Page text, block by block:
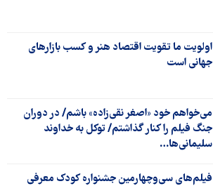
اولویت ما تقویت اقتصاد هنر و کسب بازارهای
جهانی است
می‌خواهم خود «اصغر نقی‌زاده» باشم/ در دوران
جنگ فیلم را کنار گذاشتم/ توکل به خداوند
سلیمانی‌ها…
فیلم‌های سی‌وچهارمین جشنواره کودک معرفی